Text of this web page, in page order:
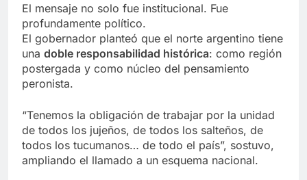
El mensaje no solo fue institucional. Fue
profundamente político.
El gobernador planteó que el norte argentino tiene
una doble responsabilidad histórica: como región
postergada y como núcleo del pensamiento
peronista.
“Tenemos la obligación de trabajar por la unidad
de todos los jujeños, de todos los salteños, de
todos los tucumanos… de todo el país”, sostuvo,
ampliando el llamado a un esquema nacional.